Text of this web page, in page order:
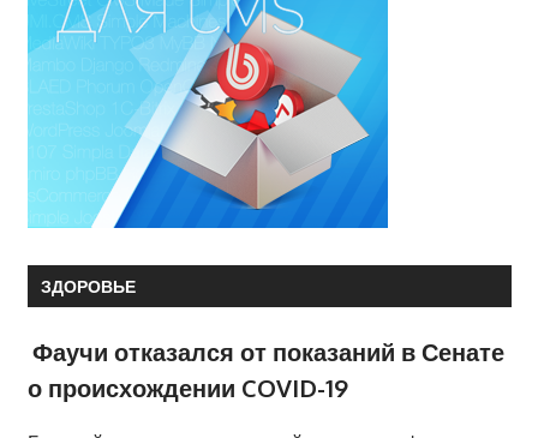
ЗДОРОВЬЕ
Фаучи отказался от показаний в Сенате
о происхождении COVID-19